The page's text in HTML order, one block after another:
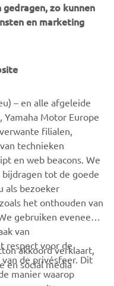
Landsard
Lelystad -
Midland Circuit
Assen - TT
Junior Track
zo kunnen
en marketing
– en alle afgeleide
Yamaha Motor Europe
filialen,
technieken
en web beacons. We
tot de goede
als bezoeker
het onthouden van
gebruiken eveneens
van
respect voor de
de privésfeer. Dit
manier waarop
akkoord verklaart,
en social media